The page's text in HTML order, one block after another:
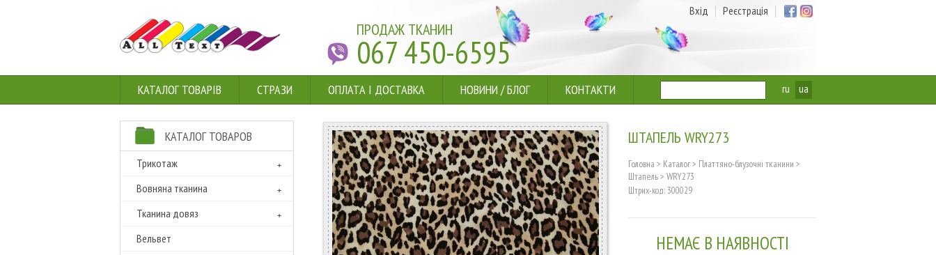
ПРОДАЖ ТКАНИН
067 450-6595
Вхід Реєстрація
КАТАЛОГ ТОВАРІВ СТРАЗИ ОПЛАТА І ДОСТАВКА НОВИНИ /БЛОГ КОНТАКТИ ru ua
КАТАЛОГ ТОВАРОВ
Трикотаж
Вовняна тканина
Тканина довяз
Вельвет
ШТАПЕЛЬ WRY273
Головна > Каталог> Платтяно-блузочні тканини >
Штапель> WRY273
Штрих-код: 300029
НЕМАЄ В НАЯВНОСТІ